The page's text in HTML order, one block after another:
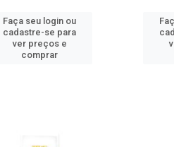
Faça seu login ou
cadastre-se para
ver preços e
comprar